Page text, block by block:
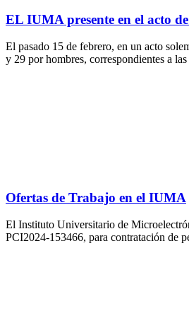
EL IUMA presente en el acto
El pasado 15 de febrero, en un acto
y 29 por hombres, correspondientes a
Ofertas de Trabajo en el IUMA
El Instituto Universitario de
PCI2024-153466, para contratación de